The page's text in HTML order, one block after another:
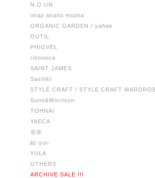
N.O.UN
onaji anano mujina
ORGANIC GARDEN / yahae
OUTIL
PHIGVEL
rinoneca
SAINT JAMES
Sashiki
STYLE CRAFT / STYLE CRAFT
Suno&Morrison
TOHNAI
YAECA
谷吹
結-yui-
YULA
OTHERS
ARCHIVE SALE !!!